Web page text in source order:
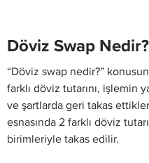
Döviz Swap Nedir?
“Döviz swap nedir?”
farklı döviz tutarını, işlemin
ve şartlarda geri takas
esnasında 2 farklı döviz
birimleriyle takas edilir.